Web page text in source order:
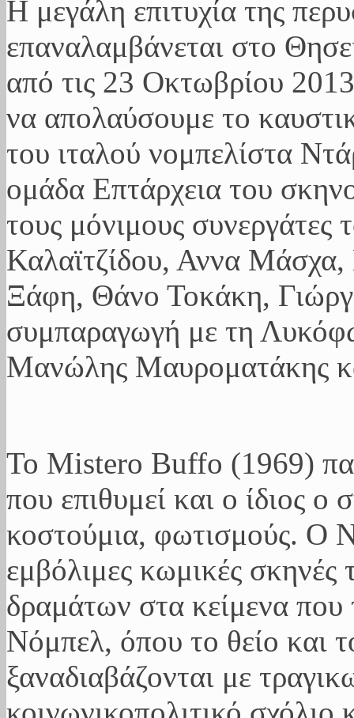
Η μεγάλη επιτυχία της
επαναλαμβάνεται στο
από τις 23 Οκτωβρίου
να απολαύσουμε το
του ιταλού νομπελίστα
ομάδα Επτάρχεια του
τους μόνιμους συνεργάτες
Καλαϊτζίδου, Αννα
Ξάφη, Θάνο Τοκάκη,
συμπαραγωγή με τη
Μανώλης Μαυροματάκης
Το Mistero Buffo (1969)
που επιθυμεί και ο ίδιος
κοστούμια, φωτισμούς. Ο
εμβόλιμες κωμικές
δραμάτων στα κείμενα που
Νόμπελ, όπου το θείο και
ξαναδιαβάζονται με